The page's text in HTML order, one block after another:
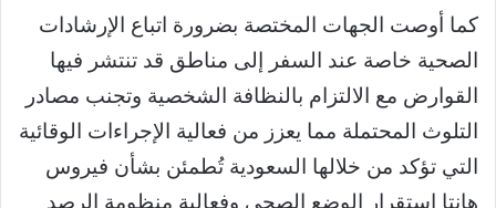
كما أوصت الجهات المختصة بضرورة اتباع الإرشادات
الصحية خاصة عند السفر إلى مناطق قد تنتشر فيها
القوارض مع الالتزام بالنظافة الشخصية وتجنب مصادر
التلوث المحتملة مما يعزز من فعالية الإجراءات الوقائية
التي تؤكد من خلالها السعودية تُطمئن بشأن فيروس
هانتا استقرار الوضع الصحي وفعالية منظومة الرصد